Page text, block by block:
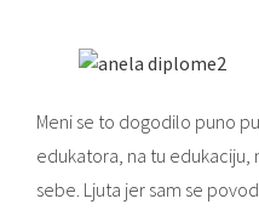
Meni se to dogodilo puno
edukatora, na tu edukaciju,
sebe. Ljuta jer sam se